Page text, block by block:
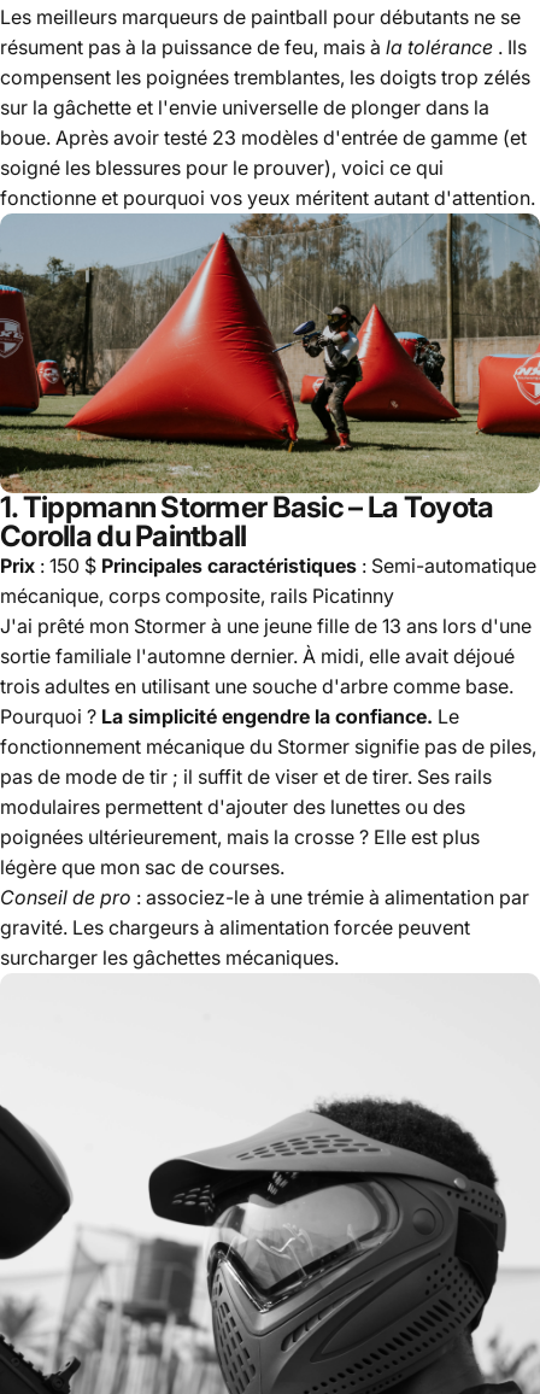
Les meilleurs marqueurs de paintball pour débutants ne se
résument pas à la puissance de feu, mais à la tolérance . Ils
compensent les poignées tremblantes, les doigts trop zélés
sur la gâchette et l'envie universelle de plonger dans la
boue. Après avoir testé 23 modèles d'entrée de gamme (et
soigné les blessures pour le prouver), voici ce qui
fonctionne et pourquoi vos yeux méritent autant d'attention.
1.Tippmann Stormer Basic– La Toyota
Corolla du Paintball
Prix ​​: 150 $ Principales caractéristiques : Semi-automatique
mécanique, corps composite, rails Picatinny
J'ai prêté mon Stormer à une jeune fille de 13 ans lors d'une
sortie familiale l'automne dernier. À midi, elle avait déjoué
trois adultes en utilisant une souche d'arbre comme base.
Pourquoi ? La simplicité engendre la confiance. Le
fonctionnement mécanique du Stormer signifie pas de piles,
pas de mode de tir ; il suffit de viser et de tirer. Ses rails
modulaires permettent d'ajouter des lunettes ou des
poignées ultérieurement, mais la crosse ? Elle est plus
légère que mon sac de courses.
Conseil de pro : associez-le à une trémie à alimentation par
gravité. Les chargeurs à alimentation forcée peuvent
surcharger les gâchettes mécaniques.